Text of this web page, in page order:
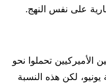
على نفس النهج.
تحملوا نحو
لكن هذه النسبة